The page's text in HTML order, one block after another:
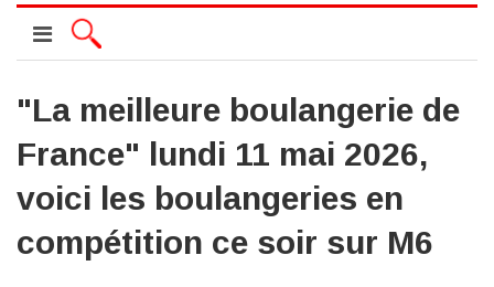
"La meilleure boulangerie de
France" lundi 11 mai 2026,
voici les boulangeries en
compétition ce soir sur M6